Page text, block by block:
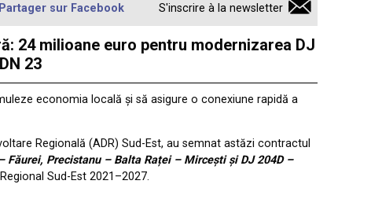
Partager sur Facebook S'inscrire à la newsletter
24 milioane euro pentru modernizarea DJ
23
economia locală și să asigure o conexiune rapidă a
Regională (ADR) Sud-Est, au semnat astăzi contractul
Precistanu – Balta Raței – Mircești și DJ 204D –
Sud-Est 2021–2027.